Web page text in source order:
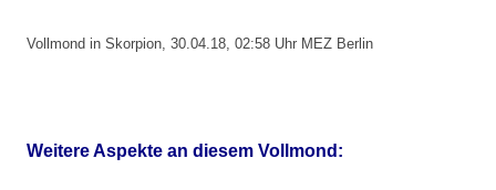
Vollmond in Skorpion, 30.04.18, 02:58 Uhr MEZ Berlin
Weitere Aspekte an diesem Vollmond: